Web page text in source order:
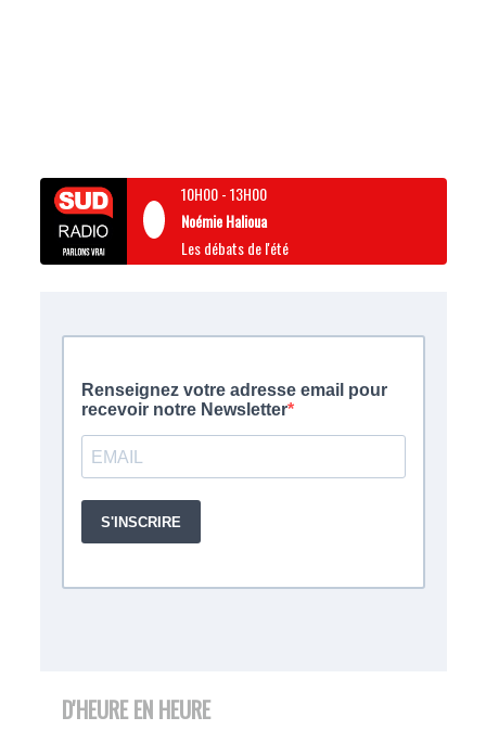
10H00-13H00
Noémie Halioua
Les débats de l'été
D'HEURE EN HEURE